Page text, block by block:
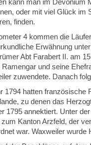
kann man im Devonium
oder mit viel Glück im
finden.
4 kommen die
Erwähnung
Abt Farabert II. am
Ramengar und seine
zuwendete. Danach
1794 hatten französische
zu denen das
1795 annektiert. Unter
Kanton Arzfeld, der
war. Waxweiler wurde